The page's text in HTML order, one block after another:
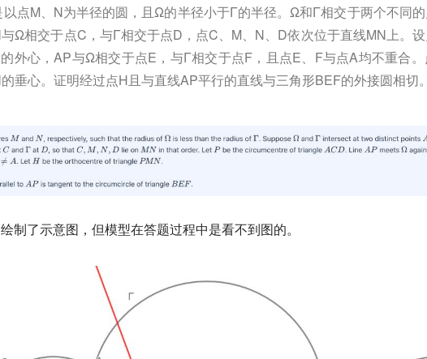
点M、N为半径的圆，且Ω的半径小于Γ的半径。Ω和Γ相交于两个不同
Ω相交于点C，与Γ相交于点D，点C、M、N、D依次位于直线MN上。
外心，AP与Ω相交于点E，与Γ相交于点F，且点E、F与点A均不重合
垂心。证明经过点H且与直线AP平行的直线与三角形BEF的外接圆相切
制了示意图，但模型在答题过程中是看不到图的。